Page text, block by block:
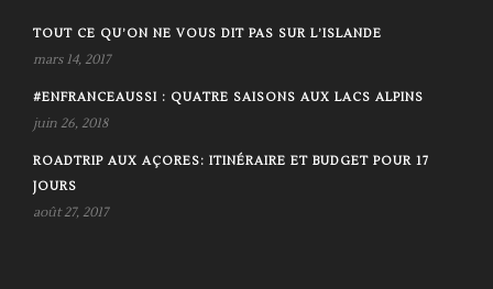
TOUT CE QU’ON NE VOUS DIT PAS SUR L’ISLANDE
mars 14, 2017
#ENFRANCEAUSSI : QUATRE SAISONS AUX LACS ALPINS
juin 26, 2018
ROADTRIP AUX AÇORES: ITINÉRAIRE ET BUDGET POUR 17
JOURS
août 27, 2017